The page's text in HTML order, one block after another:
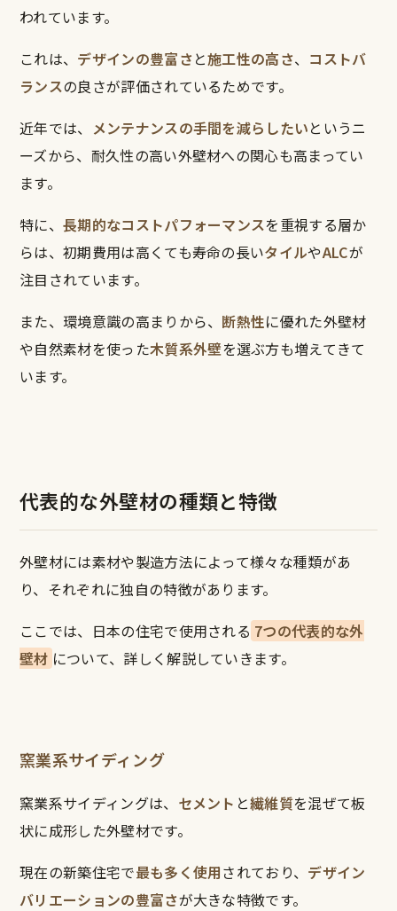
われています。
これは、 デザインの豊富さと施工性の高さ、 コストバ
ランスの良さが評価されているためです。
近年では、 メンテナンスの手間を減らしたいというニ
ーズから、耐久性の高い外壁材への関心も高まってい
ます。
特に、 長期的なコストパフォーマンスを重視する層か
らは、初期費用は高くても寿命の長いタイルやALCが
注目されています。
また、環境意識の高まりから、 断熱性に優れた外壁材
や自然素材を使った木質系外壁を選ぶ方も増えてきて
います。
代表的な外壁材の種類と特徴
外壁材には素材や製造方法によって様々な種類があ
り、それぞれに独自の特徴があります。
ここでは、日本の住宅で使用される 7つの代表的な外
壁材 について、詳しく解説していきます。
窯業系サイディング
窯業系サイディングは、 セメント と繊維質を混ぜて板
状に成形した外壁材です。
現在の新築住宅で最も多く使用されており、 デザイン
バリエーションの豊富さが大きな特徴です。